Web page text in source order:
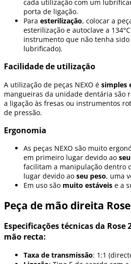
cada utilização com um
porta de ligação.
Para esterilização, colocar a
esterilização e autoclave a
instrumento que não tenha
lubrificado).
Facilidade de utilização
A utilização de peças NEXO é simples
mangueiras da unidade dentária são
a ligação às fresas ou instrumentos
de pressão.
Ergonomia
As peças NEXO são muito
em primeiro lugar devido ao
facilitam a manipulação dentro
lugar devido ao seu peso, uma
Em uso são muito estáveis e a
Peça de mão direita Rose
Especificações técnicas da Rose
mão recta:
Taxa de transmissão: 1:1